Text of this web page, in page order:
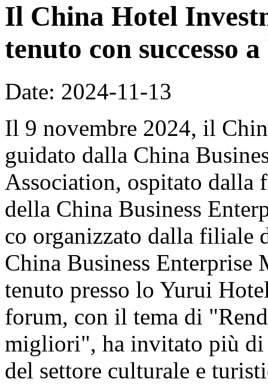
Il China Hotel
tenuto con successo
Date: 2024-11-13
Il 9 novembre 2024, il
guidato dalla China
Association, ospitato dalla
della China Business
co organizzato dalla filiale
China Business Enterprise
tenuto presso lo Yurui
forum, con il tema di
migliori", ha invitato più di
del settore culturale e